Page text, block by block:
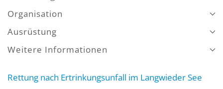
Organisation
Ausrüstung
Weitere Informationen
Rettung nach Ertrinkungsunfall im Langwieder See